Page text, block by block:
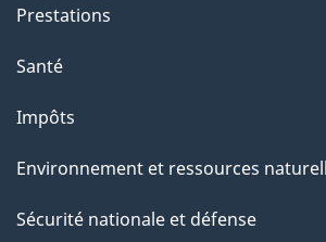
Prestations
Santé
Impôts
Environnement et ressources
Sécurité nationale et défense